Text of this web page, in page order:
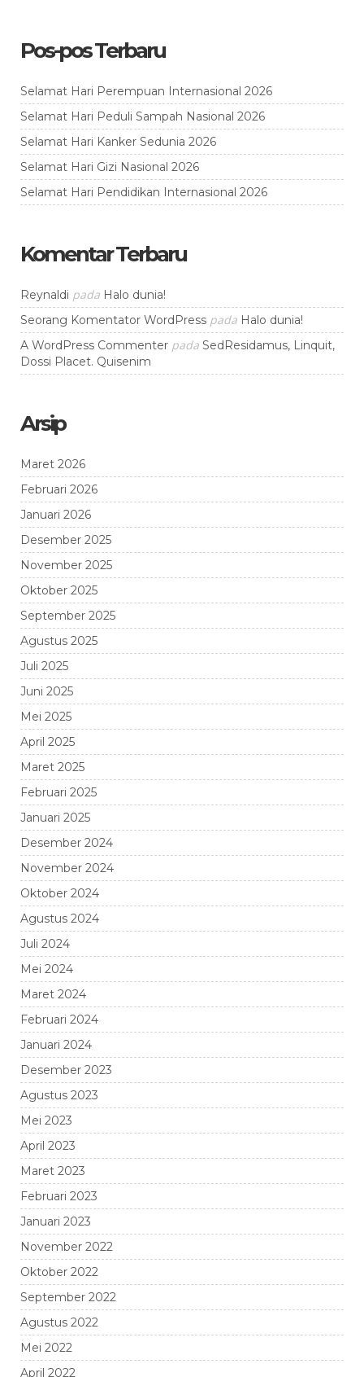
Pos-pos Terbaru
Selamat Hari Perempuan Internasional 2026
Selamat Hari Peduli Sampah Nasional 2026
Selamat Hari Kanker Sedunia 2026
Selamat Hari Gizi Nasional 2026
Selamat Hari Pendidikan Internasional 2026
Komentar Terbaru
Reynaldi pada Halo dunia!
Seorang Komentator WordPress pada Halo dunia!
A WordPress Commenter pada SedResidamus, Linquit,
Dossi Placet. Quisenim
Arsip
Maret 2026
Februari 2026
Januari 2026
Desember 2025
November 2025
Oktober 2025
September 2025
Agustus 2025
Juli 2025
Juni 2025
Mei 2025
April 2025
Maret 2025
Februari 2025
Januari 2025
Desember 2024
November 2024
Oktober 2024
Agustus 2024
Juli 2024
Mei 2024
Maret 2024
Februari 2024
Januari 2024
Desember 2023
Agustus 2023
Mei 2023
April 2023
Maret 2023
Februari 2023
Januari 2023
November 2022
Oktober 2022
September 2022
Agustus 2022
Mei 2022
April 2022